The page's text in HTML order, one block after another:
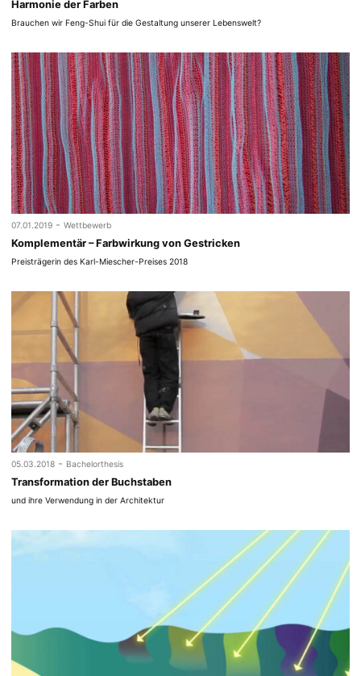
Harmonie der Farben
Brauchen wir Feng-Shui für die Gestaltung unserer Lebenswelt?
07.01.2019 - Wettbewerb
Komplementär – Farbwirkung von Gestricken
Preisträgerin des Karl-Miescher-Preises 2018
05.03.2018 - Bachelorthesis
Transformation der Buchstaben
und ihre Verwendung in der Architektur